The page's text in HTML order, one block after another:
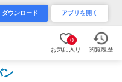
ダウンロード アプリを開く
0
お気に入り 閲覧履歴
ン